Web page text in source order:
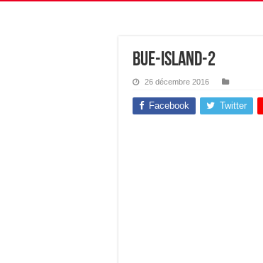
Bue-island-2
26 décembre 2016
Facebook Twitter